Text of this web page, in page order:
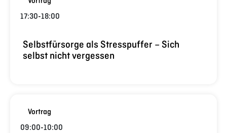
17:30-18:00
Selbstfürsorge als Stresspuffer – Sich
selbst nicht vergessen
Vortrag
09:00-10:00